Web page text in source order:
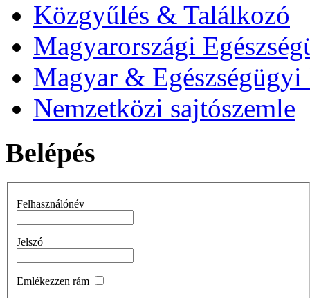
Közgyűlés & Találkozó
Magyarországi
Magyar &
Nemzetközi sajtószemle
Belépés
Felhasználónév
Jelszó
Emlékezzen rám